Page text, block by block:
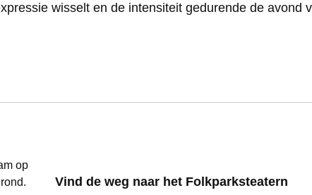
wisselt en de intensiteit gedurende de avond
Vind de weg naar het Folkparksteatern